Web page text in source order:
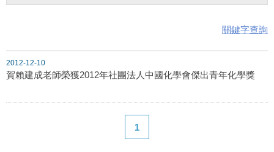
關鍵字查詢
2012-12-10
賀賴建成老師榮獲2012年社團法人中國化學會傑出青年化學獎
1